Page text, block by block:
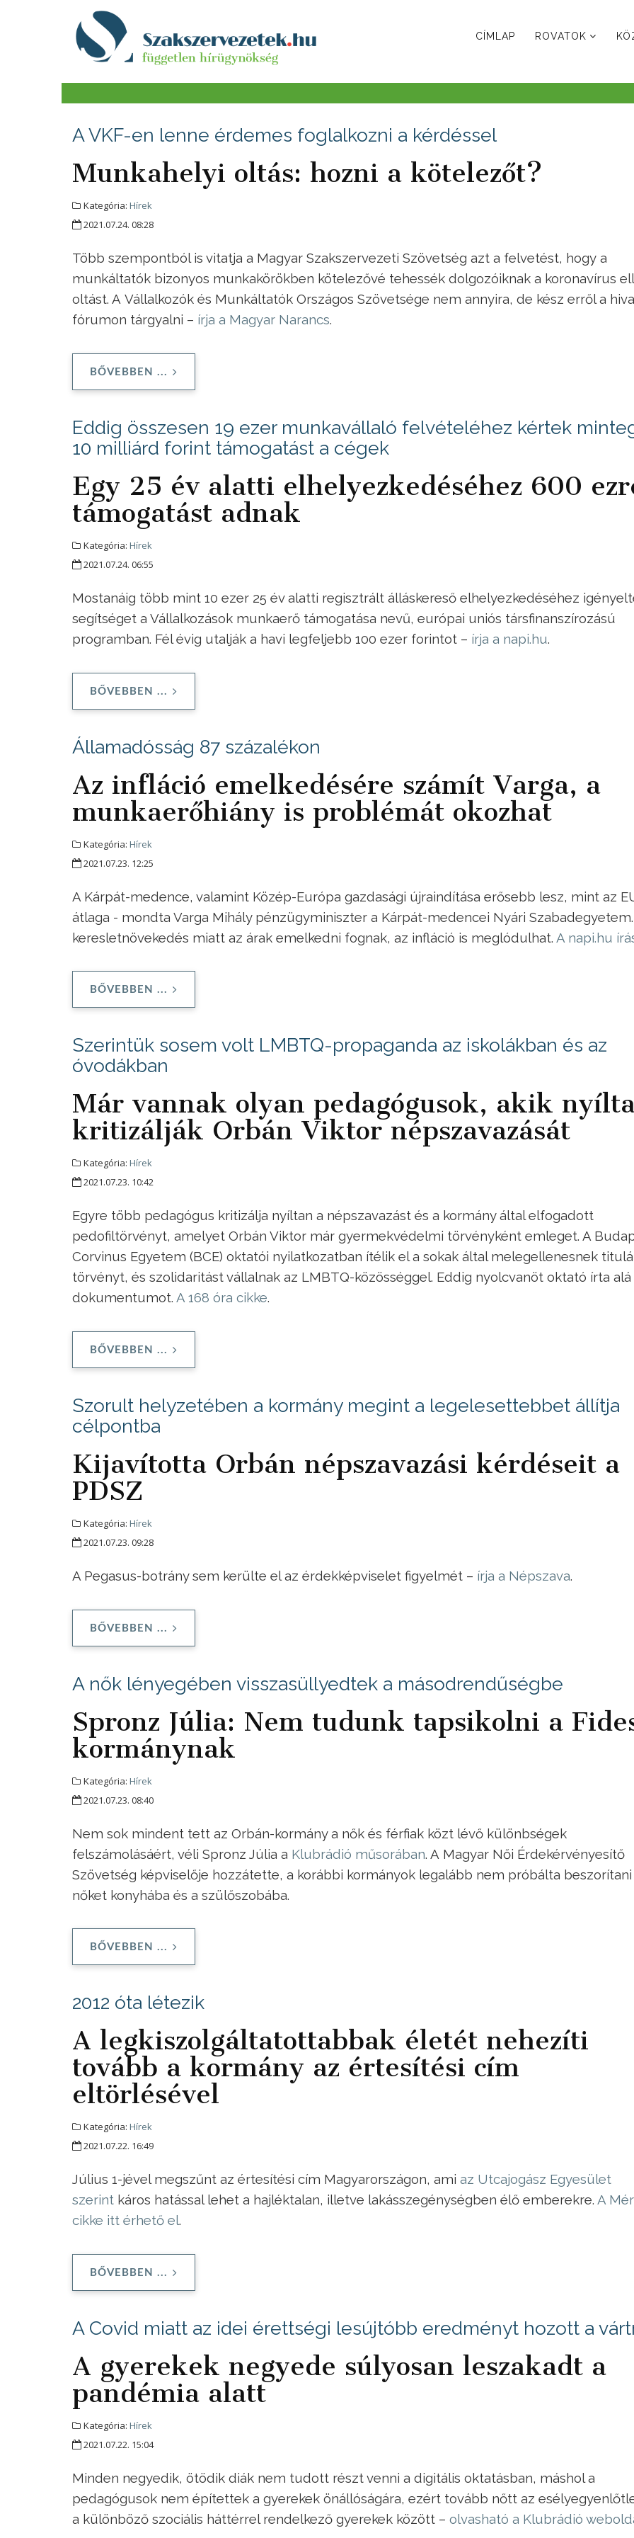
CÍMLAP ROVATOK
A VKF-en lenne érdemes foglalkozni a kérdéssel
Munkahelyi oltás: hozni a kötelezőt?
Kategória: Hírek
2021.07.24. 08:28
Több szempontból is vitatja a Magyar Szakszervezeti Szövetség azt a felvetést, hogy a
munkáltatók bizonyos munkakörökben kötelezővé tehessék dolgozóiknak a koronavírus
oltást. A Vállalkozók és Munkáltatók Országos Szövetsége nem annyira, de kész erről a
fórumon tárgyalni – írja a Magyar Narancs.
BŐVEBBEN ...
Eddig összesen 19 ezer munkavállaló felvételéhez kértek
10 milliárd forint támogatást a cégek
Egy 25 év alatti elhelyezkedéséhez 600
támogatást adnak
Kategória: Hírek
2021.07.24. 06:55
Mostanáig több mint 10 ezer 25 év alatti regisztrált álláskereső elhelyezkedéséhez
segítséget a Vállalkozások munkaerő támogatása nevű, európai uniós társfinanszírozású
programban. Fél évig utalják a havi legfeljebb 100 ezer forintot – írja a napi.hu.
BŐVEBBEN ...
Államadósság 87 százalékon
Az infláció emelkedésére számít Varga, a
munkaerőhiány is problémát okozhat
Kategória: Hírek
2021.07.23. 12:25
A Kárpát-medence, valamint Közép-Európa gazdasági újraindítása erősebb lesz, mint az
átlaga - mondta Varga Mihály pénzügyminiszter a Kárpát-medencei Nyári
keresletnövekedés miatt az árak emelkedni fognak, az infláció is meglódulhat. A napi.hu
BŐVEBBEN ...
Szerintük sosem volt LMBTQ-propaganda az iskolákban és az
óvodákban
Már vannak olyan pedagógusok, akik
kritizálják Orbán Viktor népszavazását
Kategória: Hírek
2021.07.23. 10:42
Egyre több pedagógus kritizálja nyíltan a népszavazást és a kormány által elfogadott
pedofiltörvényt, amelyet Orbán Viktor már gyermekvédelmi törvényként emleget. A
Corvinus Egyetem (BCE) oktatói nyilatkozatban ítélik el a sokak által melegellenesnek
törvényt, és szolidaritást vállalnak az LMBTQ-közösséggel. Eddig nyolcvanöt oktató írta alá
dokumentumot. A 168 óra cikke.
BŐVEBBEN ...
Szorult helyzetében a kormány megint a legelesettebbet állítja
célpontba
Kijavította Orbán népszavazási kérdéseit a
PDSZ
Kategória: Hírek
2021.07.23. 09:28
A Pegasus-botrány sem kerülte el az érdekképviselet figyelmét – írja a Népszava.
BŐVEBBEN ...
A nők lényegében visszasüllyedtek a másodrendűségbe
Spronz Júlia: Nem tudunk tapsikolni a
kormánynak
Kategória: Hírek
2021.07.23. 08:40
Nem sok mindent tett az Orbán-kormány a nők és férfiak közt lévő különbségek
felszámolásáért, véli Spronz Júlia a Klubrádió műsorában. A Magyar Női Érdekérvényesítő
Szövetség képviselője hozzátette, a korábbi kormányok legalább nem próbálta beszorítani
nőket konyhába és a szülőszobába.
BŐVEBBEN ...
2012 óta létezik
A legkiszolgáltatottabbak életét nehezíti
tovább a kormány az értesítési cím
eltörlésével
Kategória: Hírek
2021.07.22. 16:49
Július 1-jével megszűnt az értesítési cím Magyarországon, ami az Utcajogász Egyesület
szerint káros hatással lehet a hajléktalan, illetve lakásszegénységben élő emberekre. A
cikke itt érhető el.
BŐVEBBEN ...
A Covid miatt az idei érettségi lesújtóbb eredményt hozott a
A gyerekek negyede súlyosan leszakadt a
pandémia alatt
Kategória: Hírek
2021.07.22. 15:04
Minden negyedik, ötödik diák nem tudott részt venni a digitális oktatásban, máshol a
pedagógusok nem építettek a gyerekek önállóságára, ezért tovább nőtt az
a különböző szociális háttérrel rendelkező gyerekek között – olvasható a Klubrádió